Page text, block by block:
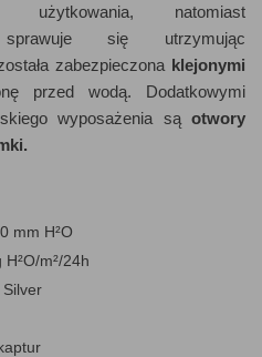
natomiast
się utrzymując
zabezpieczona klejonymi
przed wodą. Dodatkowymi
wyposażenia są otwory
mm H²O
m²/24h
Silver